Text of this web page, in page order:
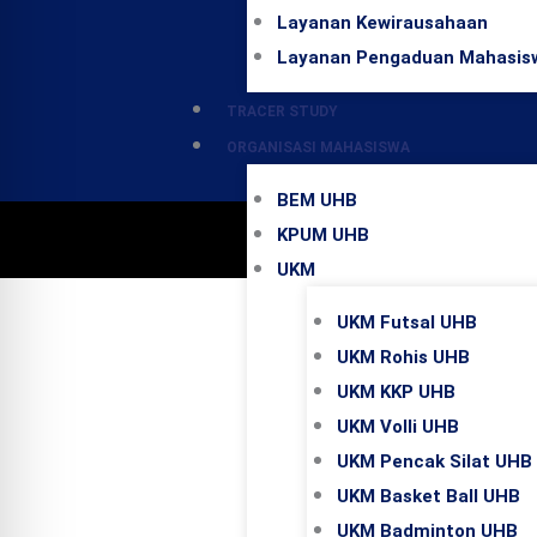
Layanan Kewirausahaan
Layanan Pengaduan
TRACER STUDY
ORGANISASI MAHASISWA
BEM UHB
KPUM UHB
UKM
UKM Futsal UHB
UKM Rohis UHB
UKM KKP UHB
UKM Volli UHB
UKM Pencak Silat UHB
UKM Basket Ball UHB
UKM Badminton UHB